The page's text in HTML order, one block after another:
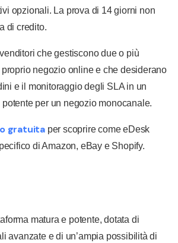
opzionali. La prova di 14 giorni non
di credito.
venditori che gestiscono due o più
negozio online e che desiderano
e il monitoraggio degli SLA in un
per un negozio monocanale.
gratuita per scoprire come eDesk
di Amazon, eBay e Shopify.
matura e potente, dotata di
avanzate e di un’ampia possibilità di